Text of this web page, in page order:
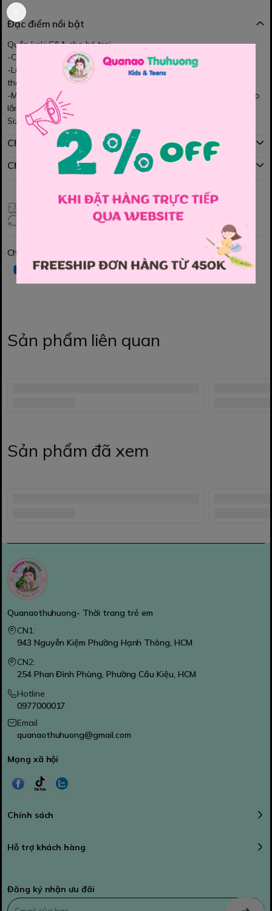
Đặc điểm nổi bật
Quần kaki C&A cho bé trai
-Chất vải Kaki cotton mềm mát, form quần đứng, túi thật,
-Lưng quần cài nút, môt số mẫu có lưng thun co giãn, dây rút
thât.
-Màu sắc trung tính, from quần dễ mặc, dễ phối với nhiều kiểu áo
lắm ạ!
Size : 11/12y
Chính sách mua hàng
Chính sách đổi hàng
Giao hàng toàn quốc
Đổi hàng 3 ngày (HCM), 7 ngày (Tỉnh)
Chia sẻ
Sản phẩm liên quan
Sản phẩm đã xem
Quanaothuhuong- Thời trang trẻ em
CN1:
943 Nguyễn Kiệm Phường Hạnh Thông, HCM
CN2:
254 Phan Đình Phùng, Phường Cầu Kiệu, HCM
Hotline
0977000017
Email
quanaothuhuong@gmail.com
Mạng xã hội
Chính sách
Hỗ trợ khách hàng
Đăng ký nhận ưu đãi